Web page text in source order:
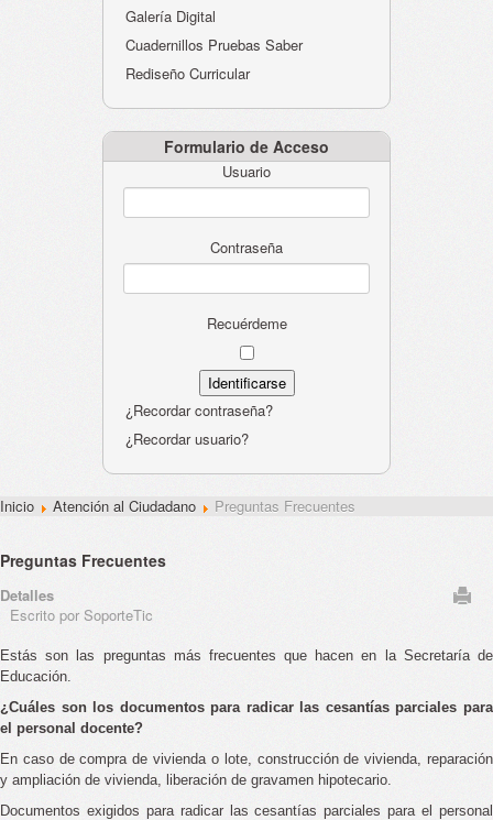
Galería Digital
Cuadernillos Pruebas Saber
Rediseño Curricular
Formulario de Acceso
Usuario
Contraseña
Recuérdeme
¿Recordar contraseña?
¿Recordar usuario?
Inicio Atención al Ciudadano Preguntas Frecuentes
Preguntas Frecuentes
Detalles
Escrito por SoporteTic
Estás son las preguntas más frecuentes que hacen en la Secretaría de
Educación.
¿Cuáles son los documentos para radicar las cesantías parciales para
el personal docente?
En caso de compra de vivienda o lote, construcción de vivienda, reparación
y ampliación de vivienda, liberación de gravamen hipotecario.
Documentos exigidos para radicar las cesantías parciales para el personal